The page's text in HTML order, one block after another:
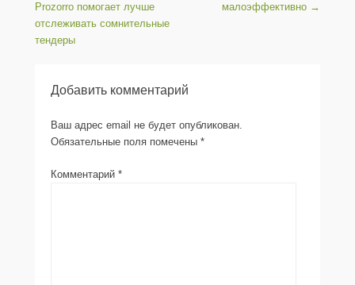
Prozorro помогает лучше
отслеживать сомнительные
тендеры
малоэффективно →
Добавить комментарий
Ваш адрес email не будет опубликован.
Обязательные поля помечены *
Комментарий *